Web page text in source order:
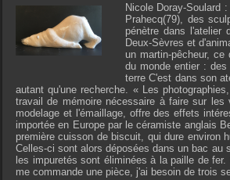
Nicole Doray-Soulard
Prahecq(79), des
pénètre dans l'atelier
Deux-Sèvres et
un martin-pêcheur,
du monde entier :
terre C'est dans son
autant qu'une recherche. « Les
travail de mémoire nécessaire à faire sur
modelage et l'émaillage, offre des effets
importée en Europe par le céramiste anglais
première cuisson de biscuit, qui dure environ
Celles-ci sont alors déposées dans un bac
les impuretés sont éliminées à la paille de
me commande une pièce, j'ai besoin de trois